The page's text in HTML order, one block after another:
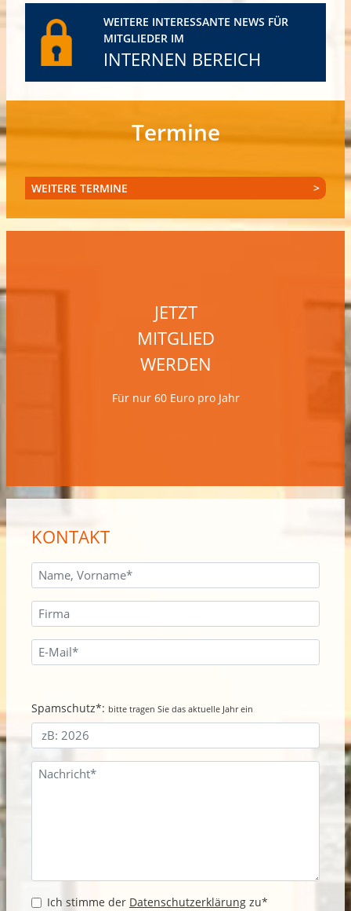
WEITERE INTERESSANTE NEWS FÜR
MITGLIEDER IM
INTERNEN BEREICH
Termine
WEITERE TERMINE
JETZT
MITGLIED
WERDEN
Für nur 60 Euro pro Jahr
KONTAKT
Spamschutz*: bitte tragen Sie das aktuelle Jahr ein
Ich stimme der Datenschutzerklärung zu*